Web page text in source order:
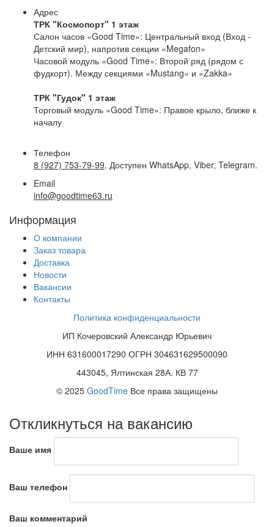
Адрес
ТРК "Космопорт" 1 этаж
Салон часов «Good Time»: Центральный вход (Вход -
Детский мир), напротив секции «Megafon»
Часовой модуль «Good Time»: Второй ряд (рядом с
фудкорт). Между секциями «Mustang» и «Zakka»
ТРК "Гудок" 1 этаж
Торговый модуль «Good Time»: Правое крыло, ближе к
началу
Телефон
8 (927) 753-79-99. Доступен WhatsApp, Viber, Telegram.
Email
info@goodtime63.ru
Информация
О компании
Заказ товара
Доставка
Новости
Вакансии
Контакты
Политика конфиденциальности
ИП Кочеровский Александр Юрьевич
ИНН 631600017290 ОГРН 304631629500090
443045, Ялтинская 28А. КВ 77
© 2025 GoodTime Все права защищены
Откликнуться на вакансию
Ваше имя
Ваш телефон
Ваш комментарий